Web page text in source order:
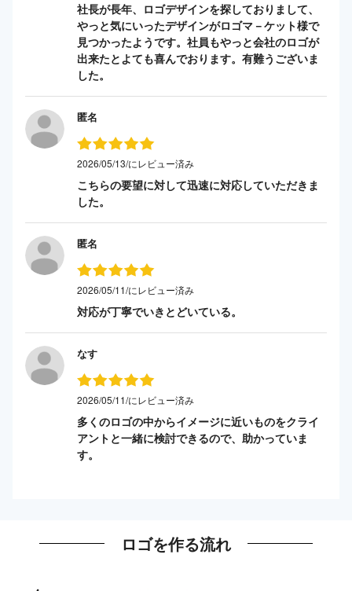
社長が長年、ロゴデザインを探しておりまして、
やっと気にいったデザインがロゴマ－ケット様で
見つかったようです。社員もやっと会社のロゴが
出来たとよても喜んでおります。有難うございま
した。
匿名
2026/05/13/にレビュー済み
こちらの要望に対して迅速に対応していただきま
した。
匿名
2026/05/11/にレビュー済み
対応が丁寧でいきとどいている。
なす
2026/05/11/にレビュー済み
多くのロゴの中からイメージに近いものをクライ
アントと一緒に検討できるので、助かっていま
す。
ロゴを作る流れ